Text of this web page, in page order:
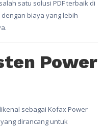
satu solusi PDF terbaik di
biaya yang lebih
Power
sebagai Kofax Power
dirancang untuk